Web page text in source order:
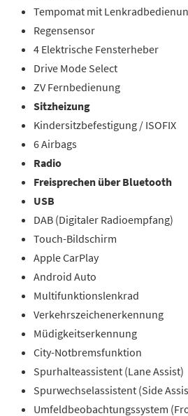
Tempomat mit
Regensensor
4 Elektrische Fensterheber
Drive Mode Select
ZV Fernbedienung
Sitzheizung
Kindersitzbefestigung / ISOFIX
6 Airbags
Radio
Freisprechen über Bluetooth
USB
DAB (Digitaler Radioempfang)
Touch-Bildschirm
Apple CarPlay
Android Auto
Multifunktionslenkrad
Verkehrszeichenerkennung
Müdigkeitserkennung
City-Notbremsfunktion
Spurhalteassistent (Lane Assist)
Spurwechselassistent (Side
Umfeldbeobachtungssystem